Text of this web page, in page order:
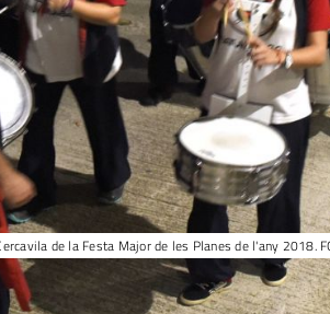
de la Festa Major de les Planes de l'any 2018.